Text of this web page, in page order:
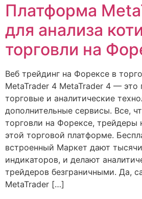
Платформа
для анализа
торговли на
Веб трейдинг на Форексе в
MetaTrader 4 MetaTrader 4 — это
торговые и аналитические
дополнительные сервисы. Все,
торговли на Форексе, трейдеры
этой торговой платформе.
встроенный Маркет дают
индикаторов, и делают
трейдеров безграничными. Да,
MetaTrader […]